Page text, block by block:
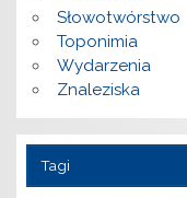
Słowotwórstwo
Toponimia
Wydarzenia
Znaleziska
Tagi